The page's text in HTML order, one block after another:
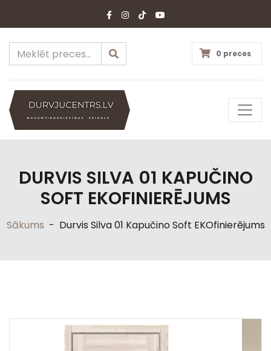
0 preces
DURVIS SILVA 01 KAPUČINO
SOFT EKOFINIERĒJUMS
Sākums - Durvis Silva 01 Kapučino Soft EKOfinierējums